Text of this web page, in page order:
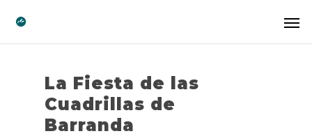
La Fiesta de las
Cuadrillas de
Barranda